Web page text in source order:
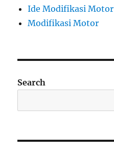
Ide Modifikasi Motor
Modifikasi Motor
Search